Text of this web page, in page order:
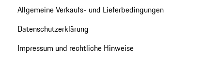
Allgemeine Verkaufs- und Lieferbedingungen
Datenschutzerklärung
Impressum und rechtliche Hinweise